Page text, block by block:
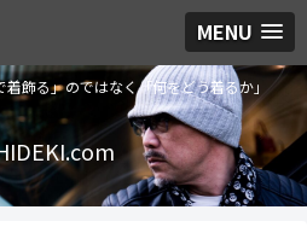
MENU
飾る」のではなく「何をどう着るか」